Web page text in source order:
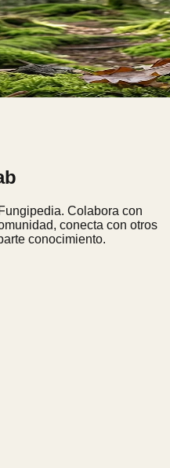
Colabora con
conecta con otros
conocimiento.